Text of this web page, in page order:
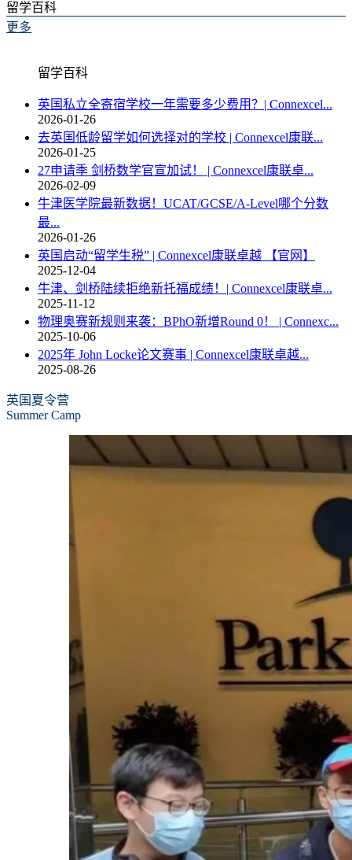
留学百科
更多
留学百科
英国私立全寄宿学校一年需要多少费用？| Connexcel...
2026-01-26
去英国低龄留学如何选择对的学校 | Connexcel康联...
2026-01-25
27申请季 剑桥数学官宣加试！ | Connexcel康联卓...
2026-02-09
牛津医学院最新数据！UCAT/GCSE/A-Level哪个分数
最...
2026-01-26
英国启动“留学生税” | Connexcel康联卓越 【官网】
2025-12-04
牛津、剑桥陆续拒绝新托福成绩！| Connexcel康联卓...
2025-11-12
物理奥赛新规则来袭：BPhO新增Round 0！ | Connexc...
2025-10-06
2025年 John Locke论文赛事 | Connexcel康联卓越...
2025-08-26
英国夏令营
Summer Camp